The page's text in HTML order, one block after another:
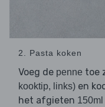
2. Pasta koken
Voeg de penne toe
kooktip, links) en
het afgieten